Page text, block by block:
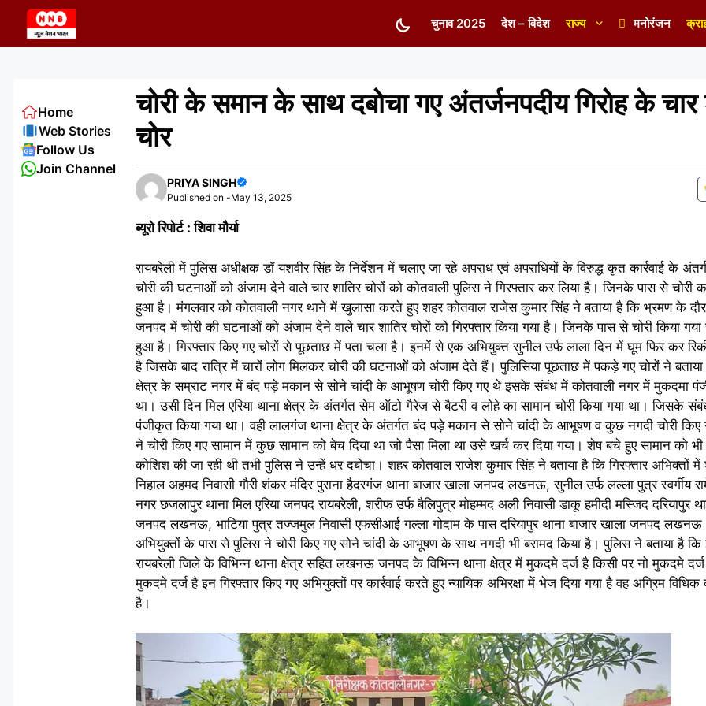
content
चुनाव 2025 देश – विदेश राज्य मनोरंजन
चोरी के समान के साथ दबोचा गए अंतर्जनपदीय गिरोह के चार
चोर
PRIYA SINGH
Published on -May 13, 2025
ब्यूरो रिपोर्ट : शिवा मौर्या
रायबरेली में पुलिस अधीक्षक डॉ यशवीर सिंह के निर्देशन में चलाए जा रहे अपराध एवं अपराधियों के विरुद्ध कृत कार्रवाई के
चोरी की घटनाओं को अंजाम देने वाले चार शातिर चोरों को कोतवाली पुलिस ने गिरफ्तार कर लिया है। जिनके पास से चोरी
हुआ है। मंगलवार को कोतवाली नगर थाने में खुलासा करते हुए शहर कोतवाल राजेस कुमार सिंह ने बताया है कि भ्रमण के
जनपद में चोरी की घटनाओं को अंजाम देने वाले चार शातिर चोरों को गिरफ्तार किया गया है। जिनके पास से चोरी किया गया
हुआ है। गिरफ्तार किए गए चोरों से पूछताछ में पता चला है। इनमें से एक अभियुक्त सुनील उर्फ लाला दिन में घूम फिर कर
है जिसके बाद रात्रि में चारों लोग मिलकर चोरी की घटनाओं को अंजाम देते हैं। पुलिसिया पूछताछ में पकड़े गए चोरों ने
क्षेत्र के सम्राट नगर में बंद पड़े मकान से सोने चांदी के आभूषण चोरी किए गए थे इसके संबंध में कोतवाली नगर में मुकदमा
था। उसी दिन मिल एरिया थाना क्षेत्र के अंतर्गत सेम ऑटो गैरेज से बैटरी व लोहे का सामान चोरी किया गया था। जिसके
पंजीकृत किया गया था। वही लालगंज थाना क्षेत्र के अंतर्गत बंद पड़े मकान से सोने चांदी के आभूषण व कुछ नगदी चोरी किए
ने चोरी किए गए सामान में कुछ सामान को बेच दिया था जो पैसा मिला था उसे खर्च कर दिया गया। शेष बचे हुए सामान को
कोशिश की जा रही थी तभी पुलिस ने उन्हें धर दबोचा। शहर कोतवाल राजेश कुमार सिंह ने बताया है कि गिरफ्तार अभिक्तों
निहाल अहमद निवासी गौरी शंकर मंदिर पुराना हैदरगंज थाना बाजार खाला जनपद लखनऊ, सुनील उर्फ लल्ला पुत्र स्वर्गीय
नगर छजलापुर थाना मिल एरिया जनपद रायबरेली, शरीफ उर्फ बैलिपुत्र मोहम्मद अली निवासी डाकू हमीदी मस्जिद दरियापुर
जनपद लखनऊ, भाटिया पुत्र तज्जमुल निवासी एफसीआई गल्ला गोदाम के पास दरियापुर थाना बाजार खाला जनपद
अभियुक्तों के पास से पुलिस ने चोरी किए गए सोने चांदी के आभूषण के साथ नगदी भी बरामद किया है। पुलिस ने बताया है कि
रायबरेली जिले के विभिन्न थाना क्षेत्र सहित लखनऊ जनपद के विभिन्न थाना क्षेत्र में मुकदमे दर्ज है किसी पर नो मुकदमे
मुकदमे दर्ज है इन गिरफ्तार किए गए अभियुक्तों पर कार्रवाई करते हुए न्यायिक अभिरक्षा में भेज दिया गया है वह अग्रिम विधिक
है।
Home
Web Stories
Follow Us
Join Channel